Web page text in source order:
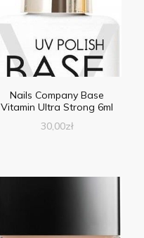
Nails Company Base
Vitamin Ultra Strong 6ml
30,00zł